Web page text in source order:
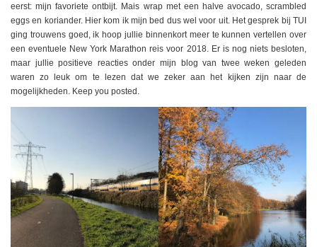
eerst: mijn favoriete ontbijt. Mais wrap met een halve avocado, scrambled
eggs en koriander. Hier kom ik mijn bed dus wel voor uit. Het gesprek bij TUI
ging trouwens goed, ik hoop jullie binnenkort meer te kunnen vertellen over
een eventuele New York Marathon reis voor 2018. Er is nog niets besloten,
maar jullie positieve reacties onder mijn blog van twee weken geleden
waren zo leuk om te lezen dat we zeker aan het kijken zijn naar de
mogelijkheden. Keep you posted.